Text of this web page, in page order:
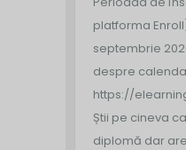
platforma
septembrie
despre
https://
Știi pe cineva
diplomă dar